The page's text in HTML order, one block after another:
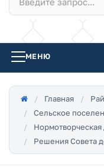
МЕНЮ
Главная
Сельское
Нормотворческая
Решения Совета